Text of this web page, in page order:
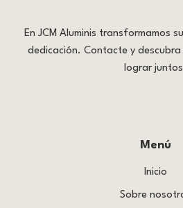
En JCM Aluminis transformamos
dedicación. Contacte y
lograr
Menú
Inicio
Sobre